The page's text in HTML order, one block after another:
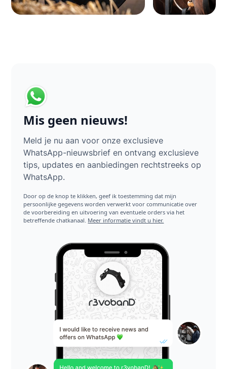
Mis geen nieuws!
Meld je nu aan voor onze exclusieve
WhatsApp-nieuwsbrief en ontvang exclusieve
tips, updates en aanbiedingen rechtstreeks op
WhatsApp.
Door op de knop te klikken, geef ik toestemming dat mijn
persoonlijke gegevens worden verwerkt voor communicatie over
de voorbereiding en uitvoering van eventuele orders via het
betreffende chatkanaal. Meer informatie vindt u hier.